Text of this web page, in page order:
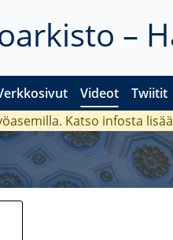
–
Videot Twiitit
Katso infosta